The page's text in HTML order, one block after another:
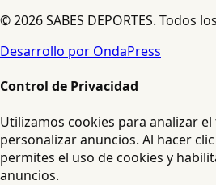
© 2026 SABES DEPORTES. Todos
Desarrollo por OndaPress
Control de Privacidad
Utilizamos cookies para analizar
personalizar anuncios. Al hacer
permites el uso de cookies y
anuncios.